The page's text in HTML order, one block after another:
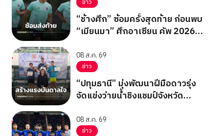
ข่าว
“ช้างศึก” ซ้อมครั้งสุดท้าย ก่อนพบ
“เมียนมา” ศึกอาเซียน คัพ 2026
08 ส.ค. 69
ข่าว
“ปทุมธานี” มุ่งพัฒนาฝีมือดาวรุ่ง
จัดแข่งว่ายน้ำชิงแชมป์จังหวัด
08 ส.ค. 69
ข่าว